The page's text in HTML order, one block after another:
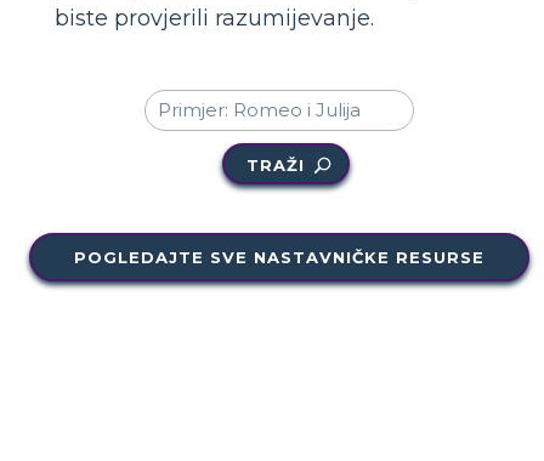
biste provjerili razumijevanje.
TRAŽI
POGLEDAJTE SVE NASTAVNIČKE RESURSE